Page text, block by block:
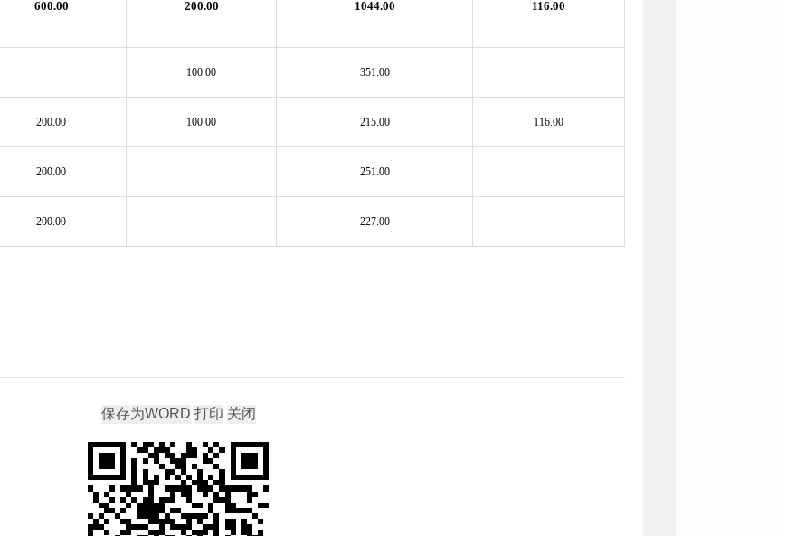
600.00 200.00 1044.00 116.00
100.00 351.00
200.00 100.00 215.00 116.00
200.00 251.00
200.00 227.00